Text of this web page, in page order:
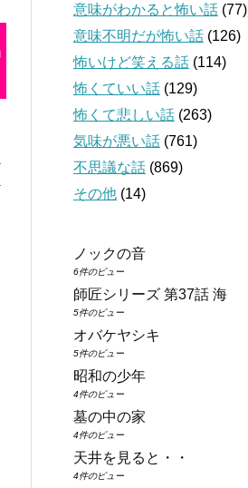
意味がわかると怖い話 (77)
意味不明だが怖い話 (126)
怖いけど笑える話 (114)
怖くていい話 (129)
怖くて悲しい話 (263)
気味が悪い話 (761)
不思議な話 (869)
その他 (14)
ノックの音
6件のビュー
師匠シリーズ 第37話 海
5件のビュー
オバケヤシキ
5件のビュー
昭和の少年
4件のビュー
墓の中の家
4件のビュー
天井を見ると・・
4件のビュー